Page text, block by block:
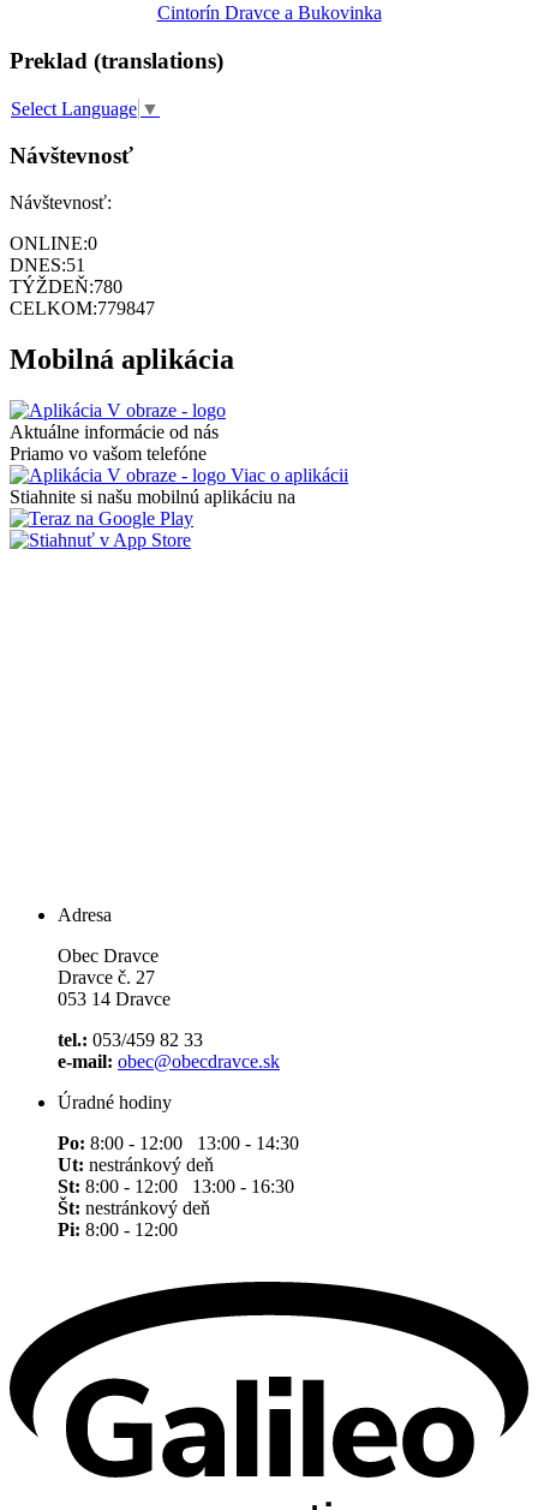
Cintorín Dravce a Bukovinka
Preklad (translations)
Select Language ▼
Návštevnosť
Návštevnosť:
ONLINE:0
DNES:51
TÝŽDEŇ:780
CELKOM:779847
Mobilná aplikácia
Aktuálne informácie od nás
Priamo vo vašom telefóne
Viac o aplikácii
Stiahnite si našu mobilnú aplikáciu na
Adresa
Obec Dravce
Dravce č. 27
053 14 Dravce
tel.: 053/459 82 33
e-mail: obec@obecdravce.sk
Úradné hodiny
Po: 8:00 - 12:00 13:00 - 14:30
Ut: nestránkový deň
St: 8:00 - 12:00 13:00 - 16:30
Št: nestránkový deň
Pi: 8:00 - 12:00